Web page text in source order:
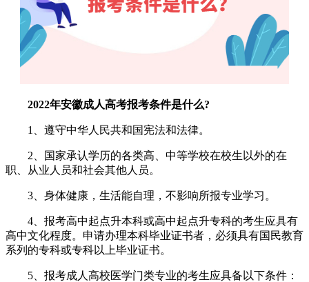
2022年安徽成人高考报考条件是什么?
1、遵守中华人民共和国宪法和法律。
2、国家承认学历的各类高、中等学校在校生以外的在
职、从业人员和社会其他人员。
3、身体健康，生活能自理，不影响所报专业学习。
4、报考高中起点升本科或高中起点升专科的考生应具有
高中文化程度。申请办理本科毕业证书者，必须具有国民教育
系列的专科或专科以上毕业证书。
5、报考成人高校医学门类专业的考生应具备以下条件：